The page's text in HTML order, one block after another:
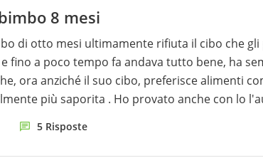
8 mesi
mesi ultimamente rifiuta il cibo che gli propongo. Sto
fino a poco tempo fa andava tutto bene, ha
ora anziché il suo cibo, preferisce alimenti
con lo l'auto svezzamento ma niente. È in grado di
un po' di pasta . Sto continuando a dare il latte in formula. Prende
e sera ( dopo cena) anche se dire cena e
la mia sta diventando una guerra. Potrebbero essere i denti? Passerà
5 Risposte